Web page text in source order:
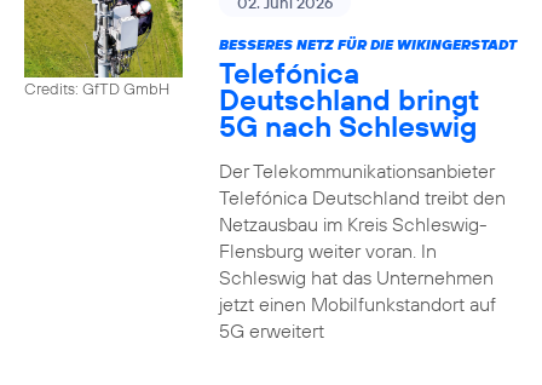
Credits: GfTD GmbH
BESSERES NETZ FÜR DIE WIKINGERSTADT
Telefónica
Deutschland bringt
5G nach Schleswig
Der Telekommunikationsanbieter
Telefónica Deutschland treibt den
Netzausbau im Kreis Schleswig-
Flensburg weiter voran. In
Schleswig hat das Unternehmen
jetzt einen Mobilfunkstandort auf
5G erweitert